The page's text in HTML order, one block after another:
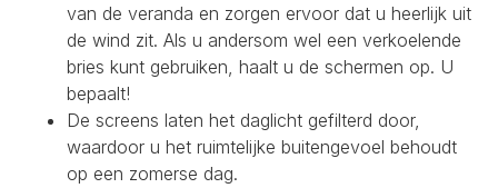
van de veranda en zorgen ervoor dat u heerlijk uit
de wind zit. Als u andersom wel een verkoelende
bries kunt gebruiken, haalt u de schermen op. U
bepaalt!
De screens laten het daglicht gefilterd door,
waardoor u het ruimtelijke buitengevoel behoudt
op een zomerse dag.